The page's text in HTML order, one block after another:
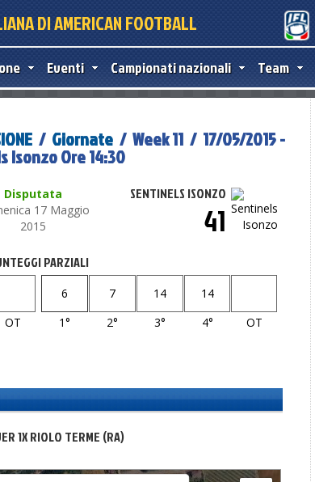
DI AMERICAN FOOTBALL
Eventi Campionati nazionali Team
/ Giornate / Week 11 / 17/05/2015 -
Isonzo Ore 14:30
Disputata
17 Maggio
2015
SENTINELS ISONZO
41
PARZIALI
OT
6 7 14
14
1°
2° 3° 4°
OT
1X RIOLO TERME (RA)